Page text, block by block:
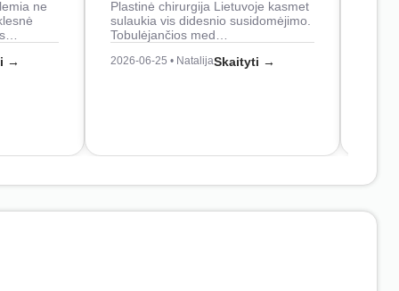
ne
→
Plastinė chirurgija Lietuvoje kasmet
sulaukia vis didesnio susidomėjimo.
Tobulėjančios med…
2026-06-25 • NatalijaSkaityti →